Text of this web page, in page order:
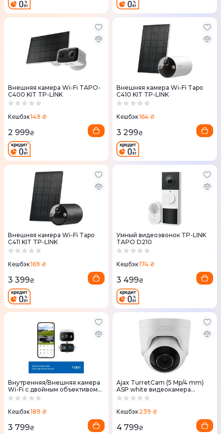
Внешняя камера Wi-Fi TAPO-
C400 KIT TP-LINK
Кешбэк149 ₴
2 999₴
Внешняя камера Wi-Fi Tapo
C410 KIT TP-LINK
Кешбэк164 ₴
3 299₴
Внешняя камера Wi-Fi Tapo
C411 KIT TP-LINK
Кешбэк169 ₴
3 399₴
Умный видеозвонок TP-LINK
TAPO D210
Кешбэк174 ₴
3 499₴
Внутренняя/Внешняя камера
Wi-Fi с двойным объективом
Tapo C246D TP-LINK
Кешбэк189 ₴
3 799₴
Ajax TurretCam (5 Mp/4 mm)
ASP white видеокамера
наблюдения
Кешбэк 239 ₴
4 799₴